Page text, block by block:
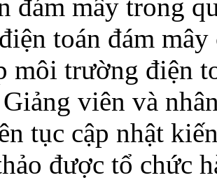
đám mây trong
toán đám
môi trường điện
viên và
tục cập nhật
được tổ chức